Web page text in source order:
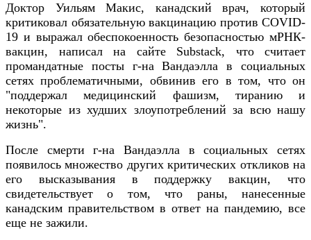
Доктор Уильям Макис, канадский врач, который
критиковал обязательную вакцинацию против COVID-
19 и выражал обеспокоенность безопасностью мРНК-
вакцин, написал на сайте Substack, что считает
промандатные посты г-на Вандаэлла в социальных
сетях проблематичными, обвинив его в том, что он
"поддержал медицинский фашизм, тиранию и
некоторые из худших злоупотреблений за всю нашу
жизнь".
После смерти г-на Вандаэлла в социальных сетях
появилось множество других критических откликов на
его высказывания в поддержку вакцин, что
свидетельствует о том, что раны, нанесенные
канадским правительством в ответ на пандемию, все
еще не зажили.